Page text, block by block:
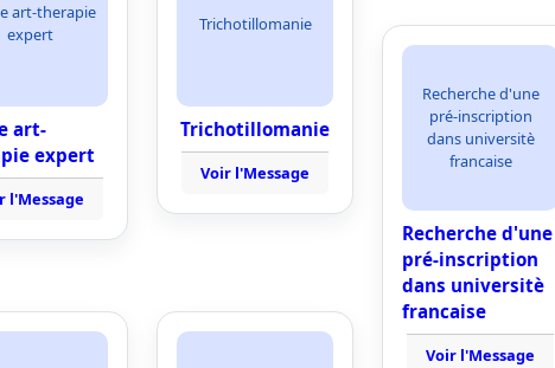
art-therapie
expert
art-
expert
l'Message
Trichotillomanie
Trichotillomanie
Voir l'Message
Recherche d'une
pré-inscription
dans universitè
francaise
Recherche d'une
pré-inscription
dans universitè
francaise
Voir l'Message